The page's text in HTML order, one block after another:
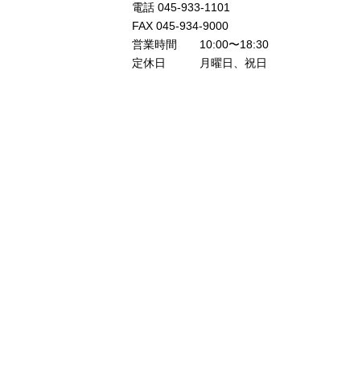
電話 045-933-1101
FAX 045-934-9000
営業時間 10:00〜18:30
定休日 月曜日、祝日